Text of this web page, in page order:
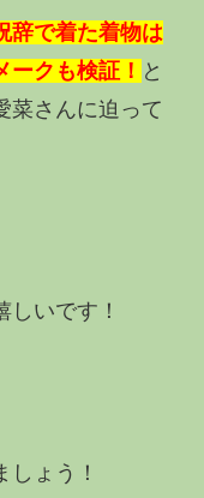
辞で着た着物は
クも検証！ と
菜さんに迫って
いです！
ょう！